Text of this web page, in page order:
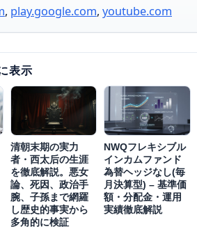
, play.google.com, youtube.com
表示
清朝末期の実力
者・西太后の生涯
を徹底解説。悪女
論、死因、政治手
腕、子孫まで網羅
し歴史的事実から
多角的に検証
NWQフレキシブル
インカムファンド
為替ヘッジなし(毎
月決算型) – 基準価
額・分配金・運用
実績徹底解説